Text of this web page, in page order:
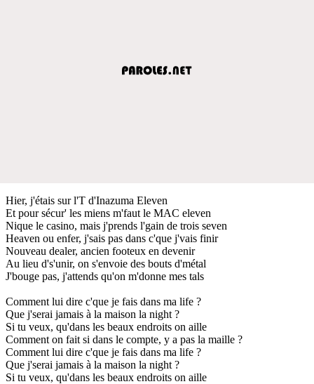
Hier, j'étais sur l'T d'Inazuma Eleven
Et pour sécur' les miens m'faut le MAC eleven
Nique le casino, mais j'prends l'gain de trois seven
Heaven ou enfer, j'sais pas dans c'que j'vais finir
Nouveau dealer, ancien footeux en devenir
Au lieu d's'unir, on s'envoie des bouts d'métal
J'bouge pas, j'attends qu'on m'donne mes tals
Comment lui dire c'que je fais dans ma life ?
Que j'serai jamais à la maison la night ?
Si tu veux, qu'dans les beaux endroits on aille
Comment on fait si dans le compte, y a pas la maille ?
Comment lui dire c'que je fais dans ma life ?
Que j'serai jamais à la maison la night ?
Si tu veux, qu'dans les beaux endroits on aille